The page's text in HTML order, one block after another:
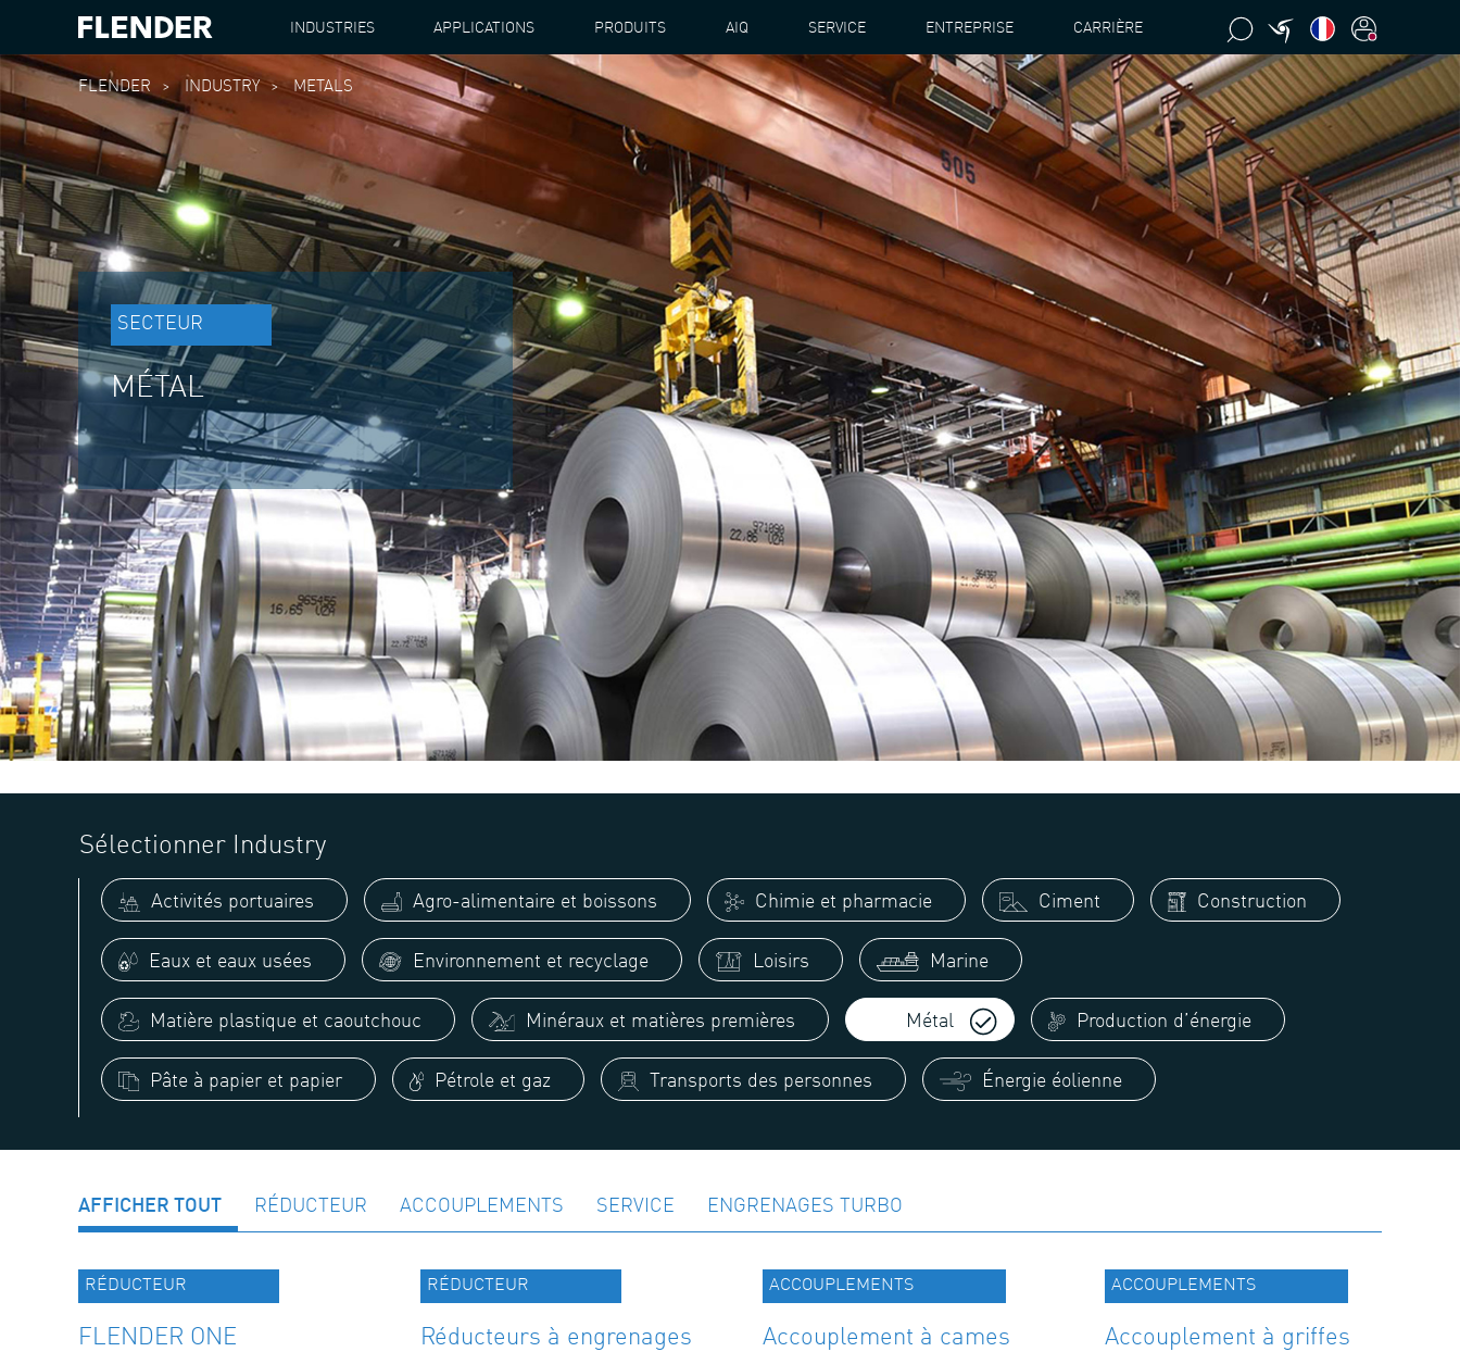
INDUSTRIES APPLICATIONS PRODUITS AIQ SERVICE ENTREPRISE CARRIÈRE
SECTEUR
MÉTAL
FLENDER INDUSTRY METALS
Sélectionner Industry
Activités portuaires Agro-alimentaire et boissons Chimie et pharmacie Ciment Construction
Eaux et eaux usées Environnement et recyclage Loisirs Marine
Matière plastique et caoutchouc Minéraux et matières premières Métal Production d’énergie
Pâte à papier et papier Pétrole et gaz Transports des personnes Énergie éolienne
AFFICHER TOUT RÉDUCTEUR ACCOUPLEMENTS SERVICE ENGRENAGES TURBO
RÉDUCTEUR
FLENDER ONE
RÉDUCTEUR
Réducteurs à engrenages
ACCOUPLEMENTS
Accouplement à cames
ACCOUPLEMENTS
Accouplement à griffes